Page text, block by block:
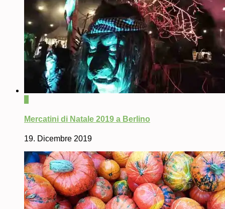
Mercatini di Natale 2019 a Berlino
19. Dicembre 2019